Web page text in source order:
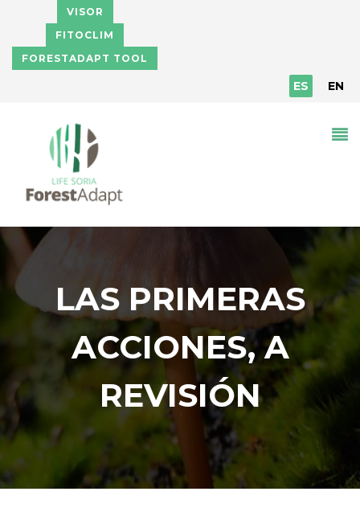
Pasar al contenido principal
VISOR
FITOCLIM
FORESTADAPT TOOL
ES EN
LAS PRIMERAS
ACCIONES, A
REVISIÓN